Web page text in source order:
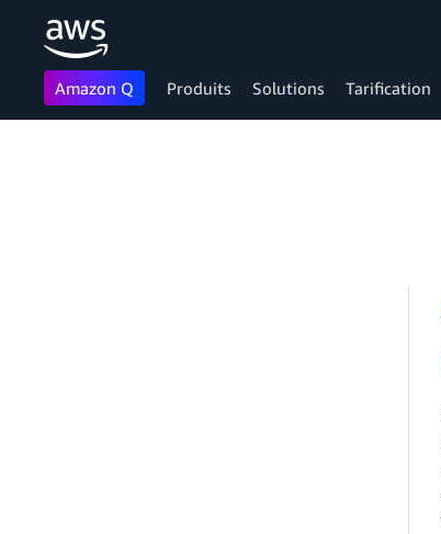
Amazon Q Produits Solutions Tarification